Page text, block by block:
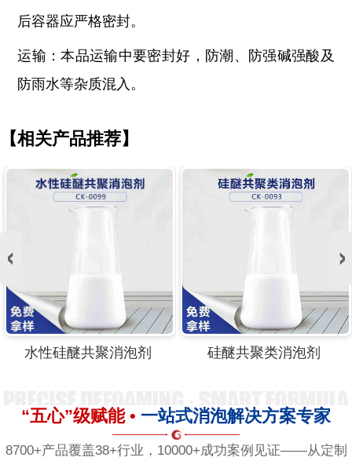
后容器应严格密封。
运输：本品运输中要密封好，防潮、防强碱强酸及
防雨水等杂质混入。
【相关产品推荐】
水性硅醚共聚消泡剂 硅醚共聚类消泡剂
“五心”级赋能 • 一站式消泡解决方案专家
8700+产品覆盖38+行业，10000+成功案例见证——从定制